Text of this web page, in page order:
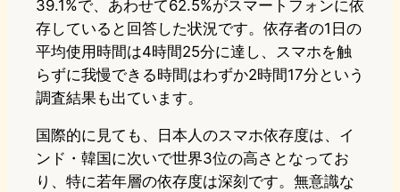
39.1%で、あわせて62.5%がスマートフォンに依
存していると回答した状況です。依存者の1日の
平均使用時間は4時間25分に達し、スマホを触
らずに我慢できる時間はわずか2時間17分という
調査結果も出ています。
国際的に見ても、日本人のスマホ依存度は、イ
ンド・韓国に次いで世界3位の高さとなってお
り、特に若年層の依存度は深刻です。無意識な